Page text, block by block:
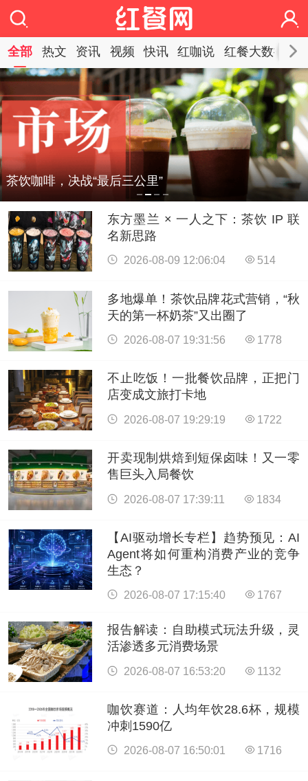
全部 热文 资讯 视频 快讯 红咖说 红餐大数据
茶饮咖啡，决战“最后三公里”
东方墨兰 × 一人之下：茶饮 IP 联
名新思路
2026-08-09 12:06:04 514
多地爆单！茶饮品牌花式营销，“秋
天的第一杯奶茶”又出圈了
2026-08-07 19:31:56 1778
不止吃饭！一批餐饮品牌，正把门
店变成文旅打卡地
2026-08-07 19:29:19 1722
开卖现制烘焙到短保卤味！又一零
售巨头入局餐饮
2026-08-07 17:39:11 1834
【AI驱动增长专栏】趋势预见：AI
Agent将如何重构消费产业的竞争
生态？
2026-08-07 17:15:40 1767
报告解读：自助模式玩法升级，灵
活渗透多元消费场景
2026-08-07 16:53:20 1132
咖饮赛道：人均年饮28.6杯，规模
冲刺1590亿
2026-08-07 16:50:01 1716